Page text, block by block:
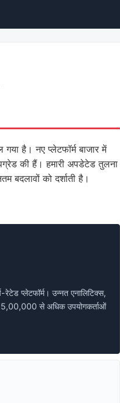
है। नए प्लेटफॉर्म बाजार में
की हैं। हमारी अपडेटेड तुलना
बदलावों को दर्शाती है।
रेटेड प्लेटफॉर्म। उन्नत एनालिटिक्स,
से अधिक उपयोगकर्ताओं